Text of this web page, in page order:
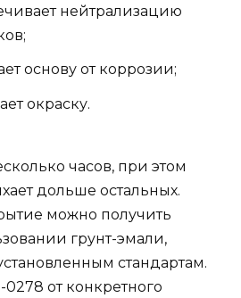
нейтрализацию
основу от коррозии;
окраску.
часов, при этом
дольше остальных.
можно получить
грунт-эмали,
стандартам.
от конкретного